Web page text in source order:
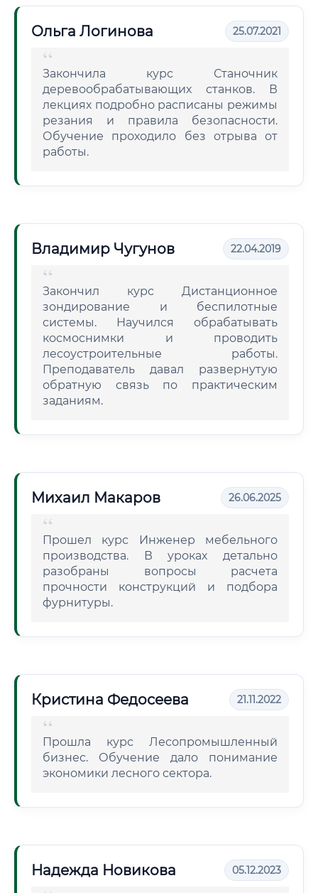
Ольга Логинова 25.07.2021
Закончила курс Станочник
деревообрабатывающих станков. В
лекциях подробно расписаны режимы
резания и правила безопасности.
Обучение проходило без отрыва от
работы.
Владимир Чугунов 22.04.2019
Закончил курс Дистанционное
зондирование и беспилотные
системы. Научился обрабатывать
космоснимки и проводить
лесоустроительные работы.
Преподаватель давал развернутую
обратную связь по практическим
заданиям.
Михаил Макаров 26.06.2025
Прошел курс Инженер мебельного
производства. В уроках детально
разобраны вопросы расчета
прочности конструкций и подбора
фурнитуры.
Кристина Федосеева 21.11.2022
Прошла курс Лесопромышленный
бизнес. Обучение дало понимание
экономики лесного сектора.
Надежда Новикова 05.12.2023